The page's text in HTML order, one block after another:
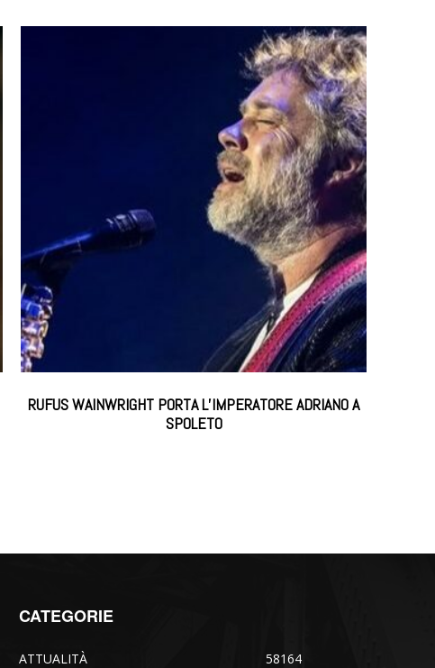
RUFUS WAINWRIGHT PORTA L’IMPERATORE ADRIANO A
SPOLETO
CATEGORIE
ATTUALITÀ
58164